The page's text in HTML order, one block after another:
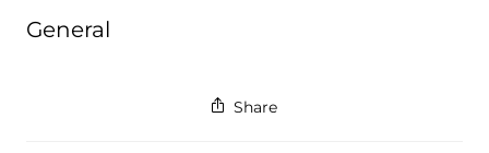
General
Share